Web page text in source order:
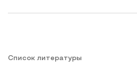
Список литературы